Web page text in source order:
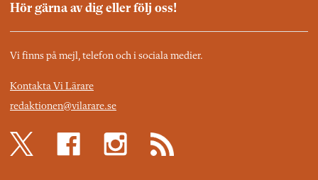
Hör gärna av dig eller följ oss!
Vi finns på mejl, telefon och i sociala medier.
Kontakta Vi Lärare
redaktionen@vilarare.se